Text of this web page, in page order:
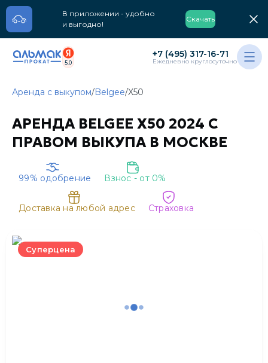
В приложении - удобно
и выгодно!
Скачать
5.0
+7 (495) 317-16-71
Ежедневно круглосуточно
Аренда с выкупом/Belgee/X50
АРЕНДА BELGEE X50 2024 С
ПРАВОМ ВЫКУПА В МОСКВЕ
99% одобрение Взнос - от 0%
Доставка на любой адрес Cтраховка
Суперцена